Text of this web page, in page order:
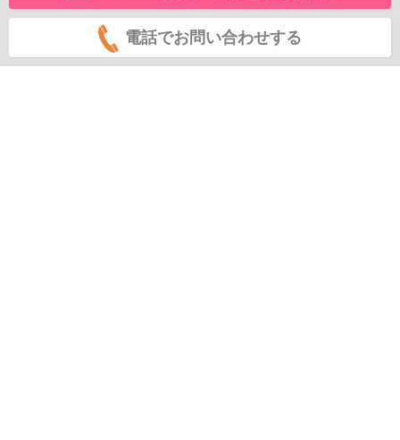
電話でお問い合わせする